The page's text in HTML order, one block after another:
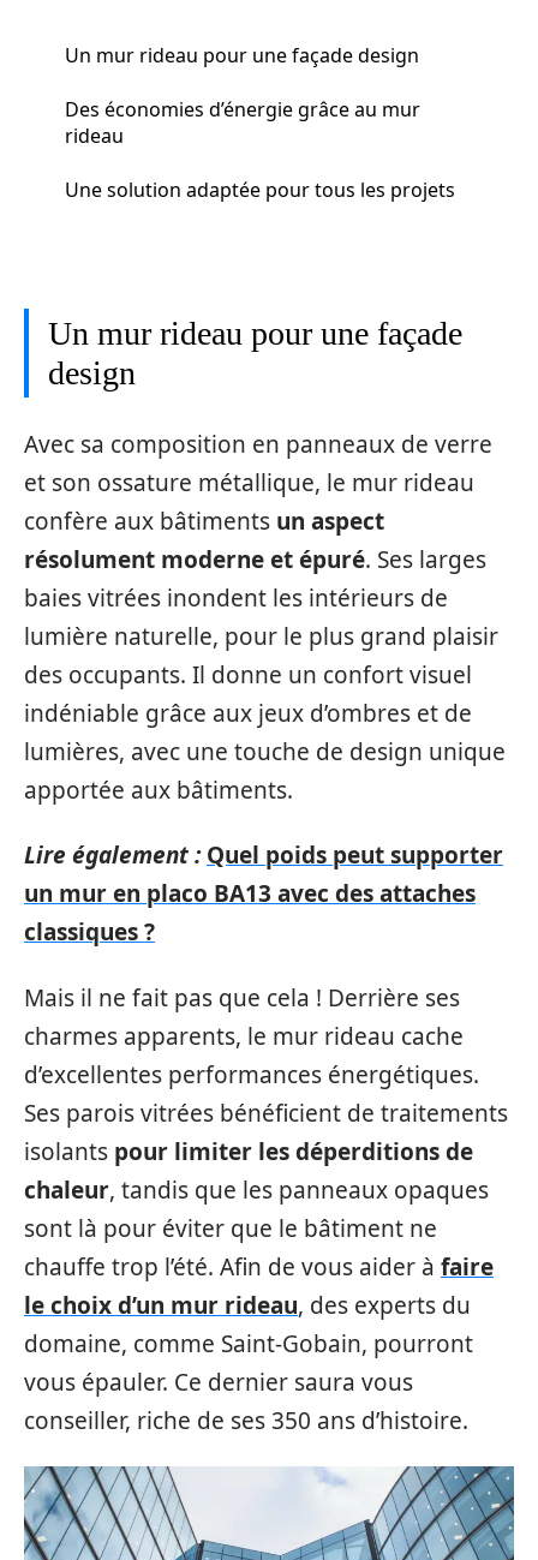
Un mur rideau pour une façade design
Des économies d’énergie grâce au mur
rideau
Une solution adaptée pour tous les projets
Un mur rideau pour une façade
design
Avec sa composition en panneaux de verre
et son ossature métallique, le mur rideau
confère aux bâtiments un aspect
résolument moderne et épuré. Ses larges
baies vitrées inondent les intérieurs de
lumière naturelle, pour le plus grand plaisir
des occupants. Il donne un confort visuel
indéniable grâce aux jeux d’ombres et de
lumières, avec une touche de design unique
apportée aux bâtiments.
Lire également : Quel poids peut supporter
un mur en placo BA13 avec des attaches
classiques ?
Mais il ne fait pas que cela ! Derrière ses
charmes apparents, le mur rideau cache
d’excellentes performances énergétiques.
Ses parois vitrées bénéficient de traitements
isolants pour limiter les déperditions de
chaleur, tandis que les panneaux opaques
sont là pour éviter que le bâtiment ne
chauffe trop l’été. Afin de vous aider à faire
le choix d’un mur rideau, des experts du
domaine, comme Saint-Gobain, pourront
vous épauler. Ce dernier saura vous
conseiller, riche de ses 350 ans d’histoire.